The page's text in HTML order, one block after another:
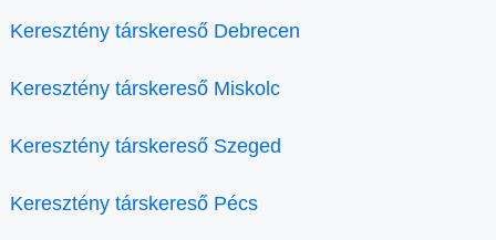
Keresztény társkereső Debrecen
Keresztény társkereső Miskolc
Keresztény társkereső Szeged
Keresztény társkereső Pécs